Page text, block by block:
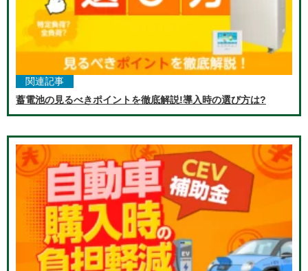
関連記事
蓄電池の見るべきポイントを徹底解説!導入時の選び方は?